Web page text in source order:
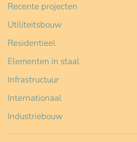
Recente projecten
Utiliteitsbouw
Residentieel
Elementen in staal
Infrastructuur
Internationaal
Industriebouw